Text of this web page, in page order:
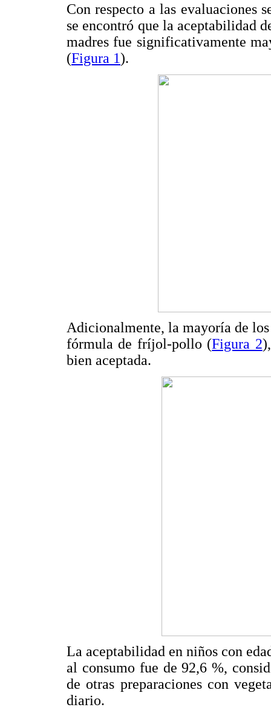
Con respecto a las evaluaciones
se encontró que la aceptabilidad
madres fue significativamente
(Figura 1).
Adicionalmente, la mayoría de
fórmula de fríjol-pollo (Figura 2
bien aceptada.
La aceptabilidad en niños con
al consumo fue de 92,6 %,
de otras preparaciones con
diario.